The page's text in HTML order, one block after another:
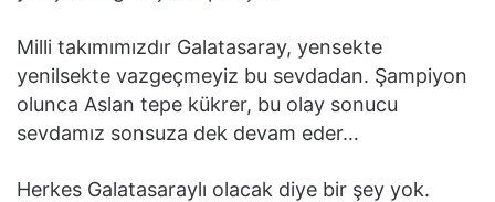
Milli takımımızdır Galatasaray, yensekte
yenilsekte vazgeçmeyiz bu sevdadan. Şampiyon
olunca Aslan tepe kükrer, bu olay sonucu
sevdamız sonsuza dek devam eder…
Herkes Galatasaraylı olacak diye bir şey yok.